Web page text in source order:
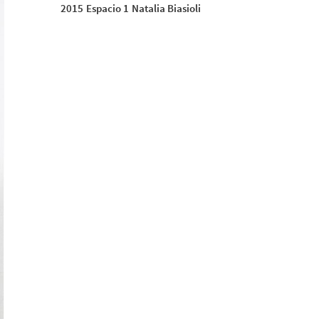
2015 Espacio 1 Natalia Biasioli